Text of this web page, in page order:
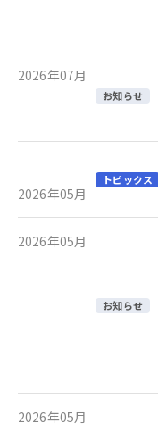
2026年07月
お知らせ
2026年05月
トピックス
2026年05月
お知らせ
2026年05月